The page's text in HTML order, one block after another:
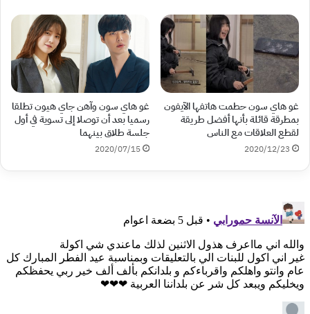
غو هاي سون حطمت هاتفها الآيفون
بمطرقة قائلة بأنها أفضل طريقة
لقطع العلاقات مع الناس
2020/12/23
غو هاي سون وآهن جاي هيون تطلقا
رسميا بعد أن توصلا إلى تسوية في أول
جلسة طلاق بينهما
2020/07/15